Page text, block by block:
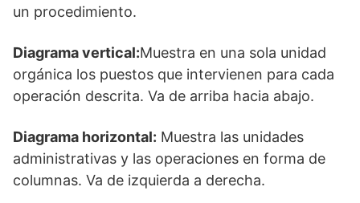
un procedimiento.
Diagrama vertical:Muestra en una sola unidad
orgánica los puestos que intervienen para cada
operación descrita. Va de arriba hacia abajo.
Diagrama horizontal: Muestra las unidades
administrativas y las operaciones en forma de
columnas. Va de izquierda a derecha.